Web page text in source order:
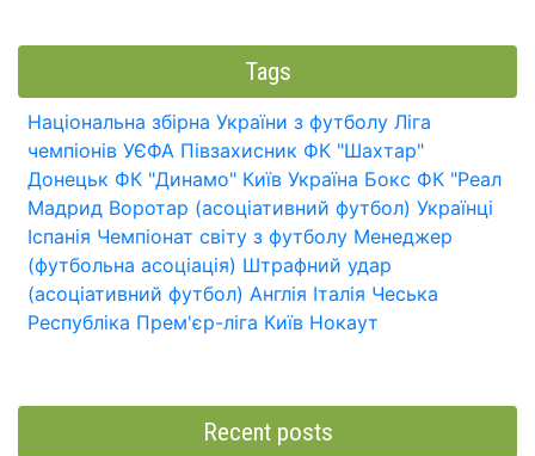
Tags
Національна збірна України з футболу Ліга
чемпіонів УЄФА Півзахисник ФК "Шахтар"
Донецьк ФК "Динамо" Київ Україна Бокс ФК "Реал
Мадрид Воротар (асоціативний футбол) Українці
Іспанія Чемпіонат світу з футболу Менеджер
(футбольна асоціація) Штрафний удар
(асоціативний футбол) Англія Італія Чеська
Республіка Прем'єр-ліга Київ Нокаут
Recent posts